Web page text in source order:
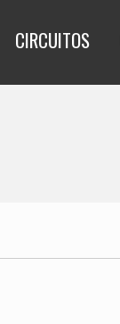
CIRCUITOS